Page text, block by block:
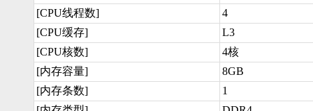
[CPU线程数]
4
[CPU缓存]
L3
[CPU核数]
4核
[内存容量]
8GB
[内存条数]
1